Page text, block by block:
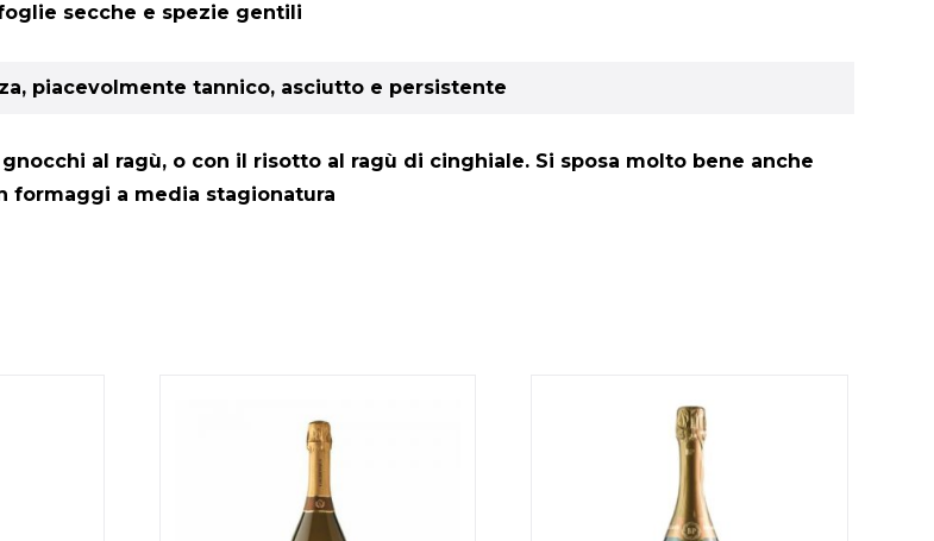
secche e spezie gentili
piacevolmente tannico, asciutto e persistente
al ragù, o con il risotto al ragù di cinghiale. Si sposa molto bene anche
formaggi a media stagionatura